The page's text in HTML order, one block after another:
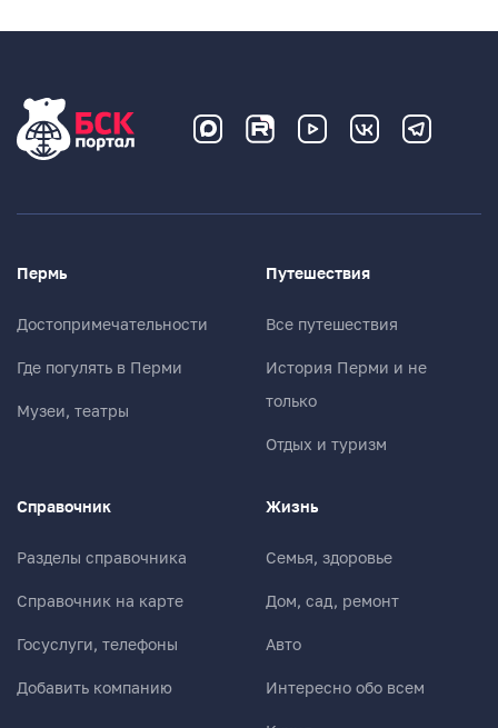
Пермь
Достопримечательности
Где погулять в Перми
Музеи, театры
Путешествия
Все путешествия
История Перми и не
только
Отдых и туризм
Справочник
Разделы справочника
Справочник на карте
Госуслуги, телефоны
Добавить компанию
Жизнь
Семья, здоровье
Дом, сад, ремонт
Авто
Интересно обо всем